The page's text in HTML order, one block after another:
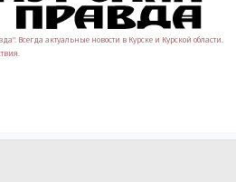
Всегда актуальные новости в Курске и Курской области.